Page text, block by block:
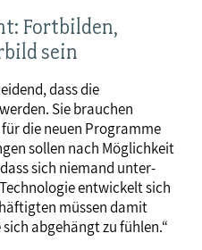
Fortbilden,
sein
dass die
Sie brauchen
die neuen Programme
sollen nach Möglichkeit
sich niemand unter-
entwickelt sich
müssen damit
abgehängt zu fühlen.“